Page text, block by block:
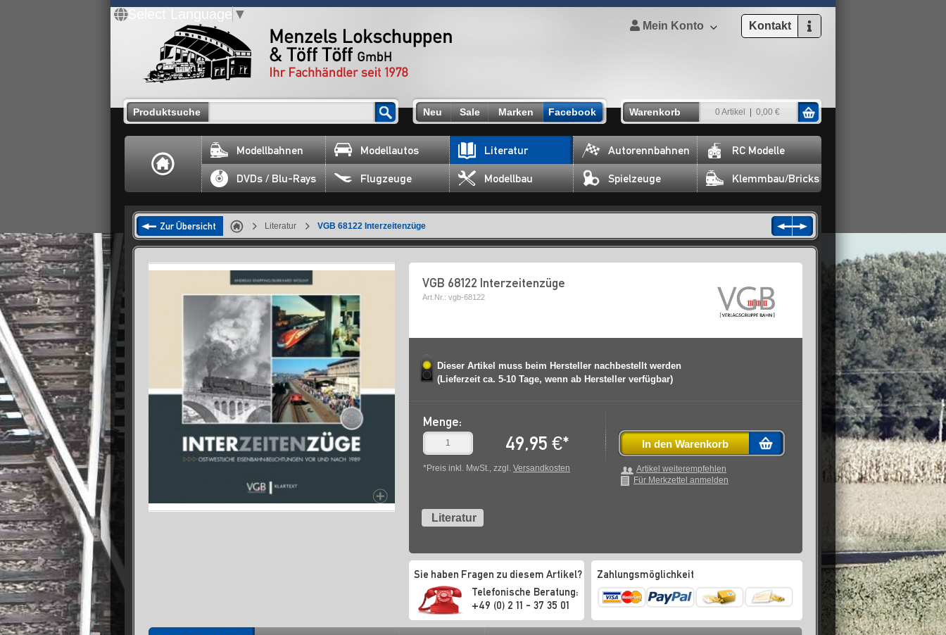
Select Language ▼
Mein Konto Kontakt
Produktsuche Neu Sale Marken Facebook Warenkorb 0 Artikel 0,00 €
Modellbahnen Modellautos Literatur Autorennbahnen RC Modelle
DVDs / Blu-Rays Flugzeuge Modellbau Spielzeuge Klemmbau/Bricks
Zur Übersicht Literatur VGB 68122 Interzeitenzüge
VGB 68122 Interzeitenzüge
Art.Nr.: vgb-68122
Dieser Artikel muss beim Hersteller nachbestellt werden
(Lieferzeit ca. 5-10 Tage, wenn ab Hersteller verfügbar)
Menge:
49,95 €*
*Preis inkl. MwSt., zzgl. Versandkosten
In den Warenkorb
Artikel weiterempfehlen
Für Merkzettel anmelden
Literatur
Sie haben Fragen zu diesem Artikel?
Telefonische Beratung:
+49 (0) 2 11 - 37 35 01
Zahlungsmöglichkeit